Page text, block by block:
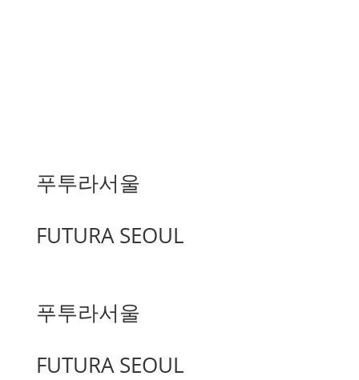
푸투라서울
FUTURA SEOUL
푸투라서울
FUTURA SEOUL